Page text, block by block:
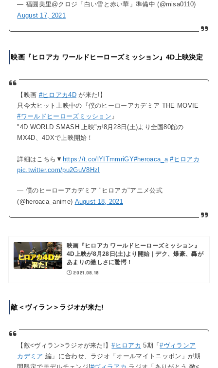
— 福圓美里@クロジ「白い雪と赤い華」準備中 (@misa0110)
August 17, 2021
映画『ヒロアカ ワールドヒーローズミッション』4D上映決定
【映画 #ヒロアカ4Dが来た!】
只今大ヒット上映中の『僕のヒーローアカデミア THE MOVIE
#ワールドヒーローズミッション』
"4D WORLD SMASH 上映"が8月28日(土)より全国80館の
MX4D、4DXで上映開始！
詳細はこちら▼ https://t.co/lYITmmriGY#heroaca_a #ヒロアカ
pic.twitter.com/pu2GuV8HzI
— 僕のヒーローアカデミア "ヒロアカ"アニメ公式
(@heroaca_anime) August 18, 2021
映画『ヒロアカ ワールドヒーローズミッション』
4D上映が8月28日(土)より開始｜デク、爆豪、轟が
あまりの激しさに驚愕！
2021.08.18
敵＜ヴィラン＞ラジオが来た!
【敵<ヴィラン>ラジオが来た!】#ヒロアカ 5期「#ヴィランア
カデミア 編」に合わせ、ラジオ「オールマイトニッポン」が期